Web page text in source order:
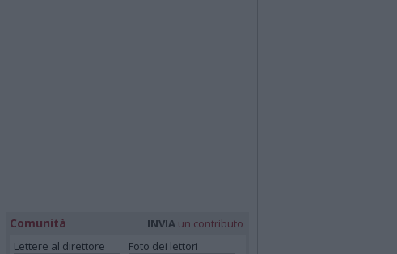
Comunità INVIA un contributo
Lettere al direttore
Foto dei lettori